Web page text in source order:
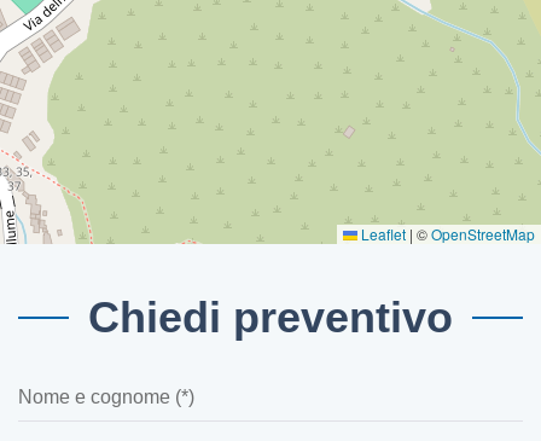
Leaflet | ©OpenStreetMap
Chiedi preventivo